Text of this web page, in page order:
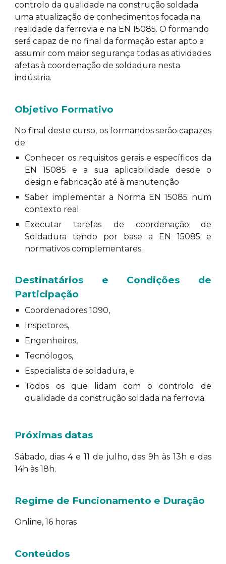
controlo da qualidade na construção soldada
uma atualização de conhecimentos focada na
realidade da ferrovia e na EN 15085. O formando
será capaz de no final da formação estar apto a
assumir com maior segurança todas as atividades
afetas à coordenação de soldadura nesta
indústria.
Objetivo Formativo
No final deste curso, os formandos serão capazes
de:
Conhecer os requisitos gerais e específicos da
EN 15085 e a sua aplicabilidade desde o
design e fabricação até à manutenção
Saber implementar a Norma EN 15085 num
contexto real
Executar tarefas de coordenação de
Soldadura tendo por base a EN 15085 e
normativos complementares.
Destinatários e Condições de
Participação
Coordenadores 1090,
Inspetores,
Engenheiros,
Tecnólogos,
Especialista de soldadura, e
Todos os que lidam com o controlo de
qualidade da construção soldada na ferrovia.
Próximas datas
Sábado, dias 4 e 11 de julho, das 9hàs 13h e das
14h às 18h.
Regime de Funcionamento e Duração
Online, 16 horas
Conteúdos